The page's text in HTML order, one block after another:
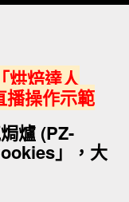
烘焙達人
操作示範
爐 (PZ-
」，大